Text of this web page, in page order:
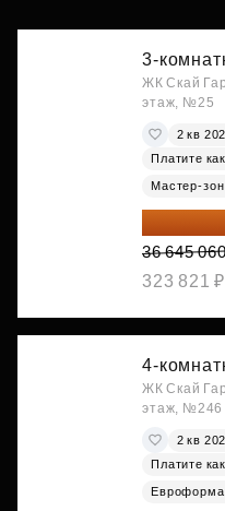
3-
ЖК Скай
этаж, №25
2 кв
Платите
Мастер-
28 949
36 645
323 821
4-
ЖК Скай
этаж, №246
2 кв
Платите